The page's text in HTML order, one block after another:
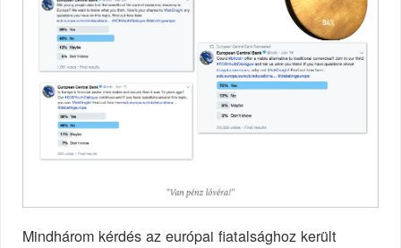
Mindhárom kérdés az európai fiatalsághoz került